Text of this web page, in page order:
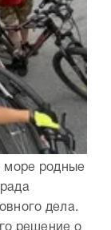
море родные
дела.
решение о